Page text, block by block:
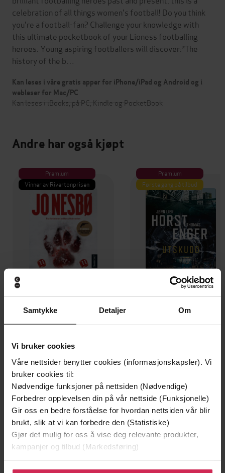
Samtykke Detaljer Om
Vi bruker cookies
Våre nettsider benytter cookies (informasjonskapsler). Vi
bruker cookies til:
Nødvendige funksjoner på nettsiden (Nødvendige)
Forbedrer opplevelsen din på vår nettside (Funksjonelle)
Gir oss en bedre forståelse for hvordan nettsiden vår blir
brukt, slik at vi kan forbedre den (Statistiske)
Gjør det mulig for oss å vise deg relevante produkter,
kampanjer og tilbud (Markedsføring)
Klikk på «Godta alle» for å gi oss ditt samtykke til å
celebration of all things women's football! Do you think
you're a football-fan? Challenge your knowledge with
this ultimate pocketbook of your Lioness footballing
heroes. Young aspiring footballers will discover:*The
history of the b…
Kan leses i våre gratis apper for iPhone/iPad og Android og i
webleser for Mac/PC
Kan leses i iBooks, på PC, Kindle og PocketBook
Andre har også kjøpt
Premium
Vinner av Rivertonprisen
129,-
Jo Nesbø
EBOK
Premium
Første gang på tilbud
129,-
EBOK
Forfattere Eve Ainsworth(forfatter)
Forlag Wren & Rook